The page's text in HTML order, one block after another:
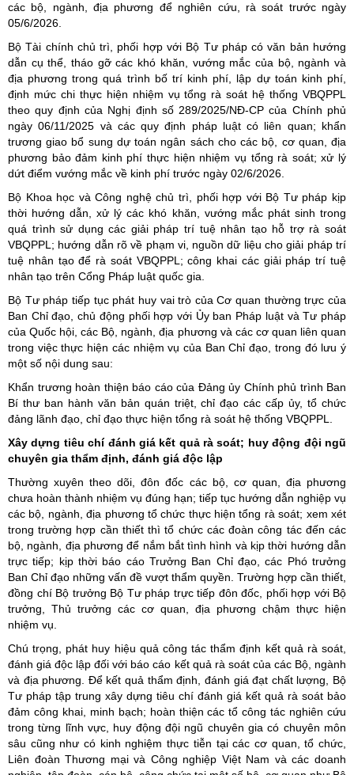
các bộ, ngành, địa phương để nghiên cứu, rà soát trước ngày
05/6/2026.
Bộ Tài chính chủ trì, phối hợp với Bộ Tư pháp có văn bản hướng
dẫn cụ thể, tháo gỡ các khó khăn, vướng mắc của bộ, ngành và
địa phương trong quá trình bố trí kinh phí, lập dự toán kinh phí,
định mức chi thực hiện nhiệm vụ tổng rà soát hệ thống VBQPPL
theo quy định của Nghị định số 289/2025/NĐ-CP của Chính phủ
ngày 06/11/2025 và các quy định pháp luật có liên quan; khẩn
trương giao bổ sung dự toán ngân sách cho các bộ, cơ quan, địa
phương bảo đảm kinh phí thực hiện nhiệm vụ tổng rà soát; xử lý
dứt điểm vướng mắc về kinh phí trước ngày 02/6/2026.
Bộ Khoa học và Công nghệ chủ trì, phối hợp với Bộ Tư pháp kịp
thời hướng dẫn, xử lý các khó khăn, vướng mắc phát sinh trong
quá trình sử dụng các giải pháp trí tuệ nhân tạo hỗ trợ rà soát
VBQPPL; hướng dẫn rõ về phạm vi, nguồn dữ liệu cho giải pháp trí
tuệ nhân tạo để rà soát VBQPPL; công khai các giải pháp trí tuệ
nhân tạo trên Cổng Pháp luật quốc gia.
Bộ Tư pháp tiếp tục phát huy vai trò của Cơ quan thường trực của
Ban Chỉ đạo, chủ động phối hợp với Ủy ban Pháp luật và Tư pháp
của Quốc hội, các Bộ, ngành, địa phương và các cơ quan liên quan
trong việc thực hiện các nhiệm vụ của Ban Chỉ đạo, trong đó lưu ý
một số nội dung sau:
Khẩn trương hoàn thiện báo cáo của Đảng ủy Chính phủ trình Ban
Bí thư ban hành văn bản quán triệt, chỉ đạo các cấp ủy, tổ chức
đảng lãnh đạo, chỉ đạo thực hiện tổng rà soát hệ thống VBQPPL.
Xây dựng tiêu chí đánh giá kết quả rà soát; huy động đội ngũ
chuyên gia thẩm định, đánh giá độc lập
Thường xuyên theo dõi, đôn đốc các bộ, cơ quan, địa phương
chưa hoàn thành nhiệm vụ đúng hạn; tiếp tục hướng dẫn nghiệp vụ
các bộ, ngành, địa phương tổ chức thực hiện tổng rà soát; xem xét
trong trường hợp cần thiết thì tổ chức các đoàn công tác đến các
bộ, ngành, địa phương để nắm bắt tình hình và kịp thời hướng dẫn
trực tiếp; kịp thời báo cáo Trưởng Ban Chỉ đạo, các Phó trưởng
Ban Chỉ đạo những vấn đề vượt thẩm quyền. Trường hợp cần thiết,
đồng chí Bộ trưởng Bộ Tư pháp trực tiếp đôn đốc, phối hợp với Bộ
trưởng, Thủ trưởng các cơ quan, địa phương chậm thực hiện
nhiệm vụ.
Chú trọng, phát huy hiệu quả công tác thẩm định kết quả rà soát,
đánh giá độc lập đối với báo cáo kết quả rà soát của các Bộ, ngành
và địa phương. Để kết quả thẩm định, đánh giá đạt chất lượng, Bộ
Tư pháp tập trung xây dựng tiêu chí đánh giá kết quả rà soát bảo
đảm công khai, minh bạch; hoàn thiện các tổ công tác nghiên cứu
trong từng lĩnh vực, huy động đội ngũ chuyên gia có chuyên môn
sâu cũng như có kinh nghiệm thực tiễn tại các cơ quan, tổ chức,
Liên đoàn Thương mại và Công nghiệp Việt Nam và các doanh